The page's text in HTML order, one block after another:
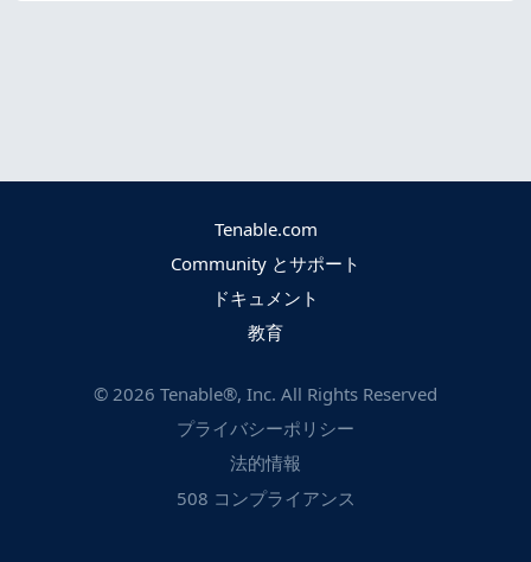
Tenable.com
Community とサポート
ドキュメント
教育
© 2026 Tenable®, Inc. All Rights Reserved
プライバシーポリシー
法的情報
508 コンプライアンス